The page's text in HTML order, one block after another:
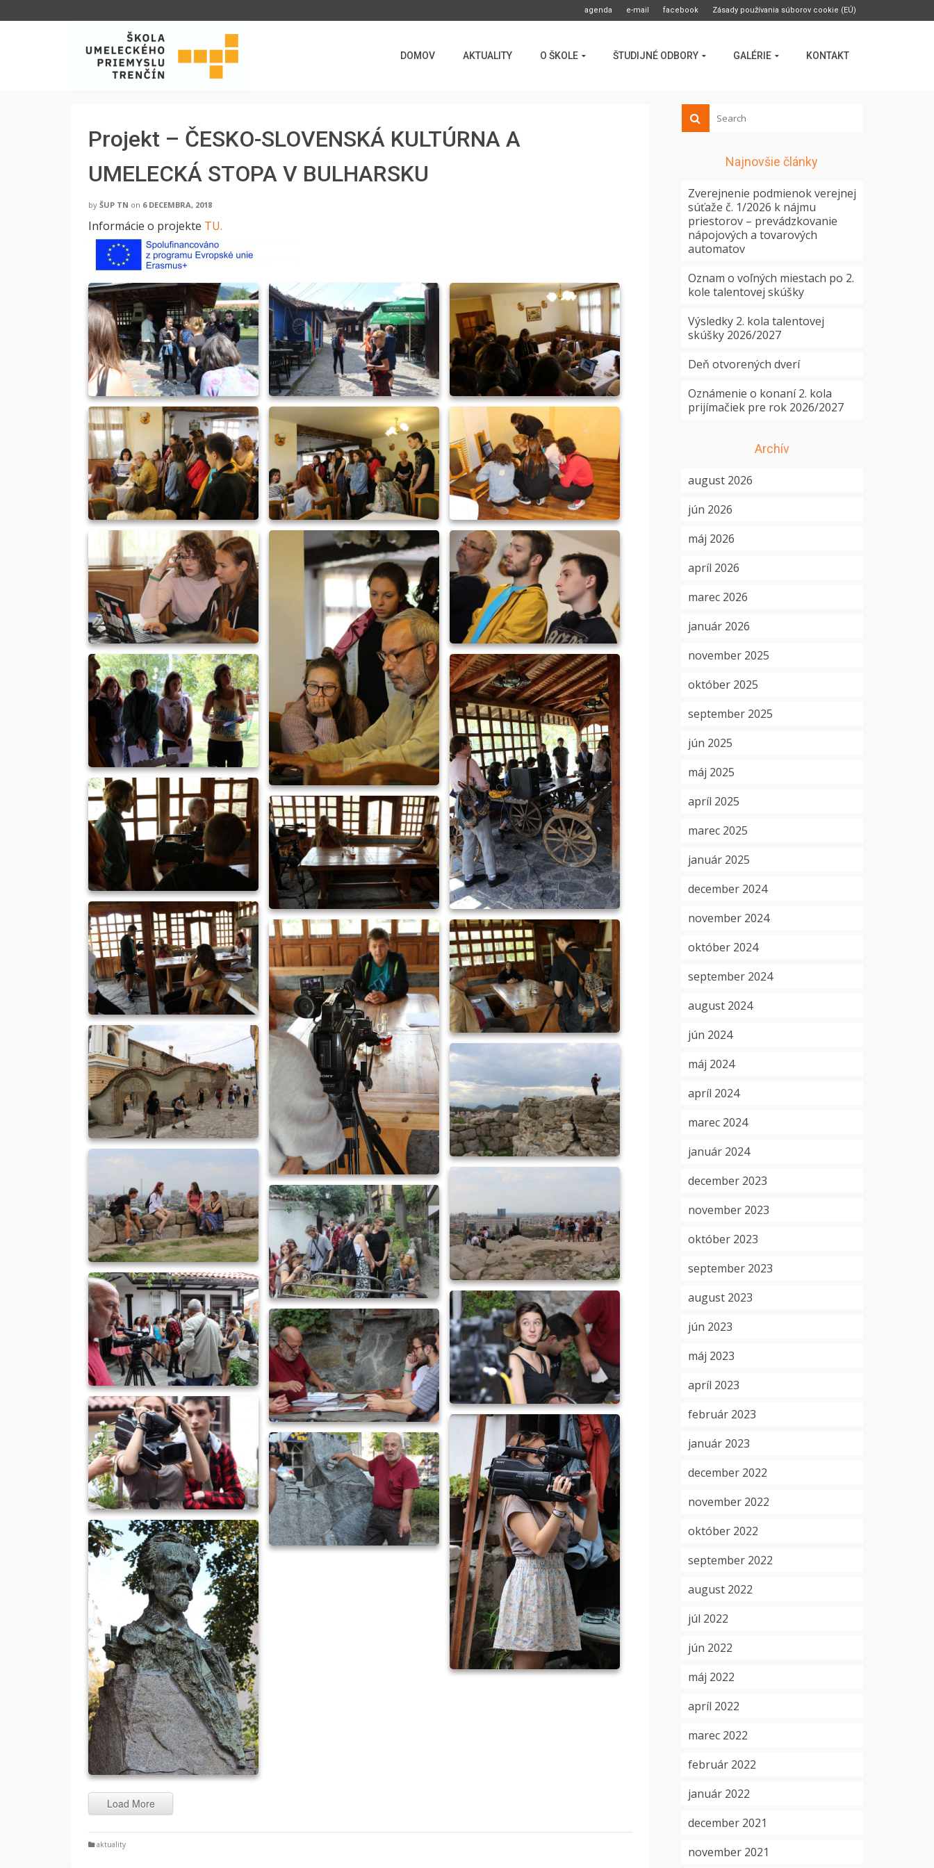
agenda e-mail facebook Zásady používania súborov cookie (EÚ)
DOMOV AKTUALITY O ŠKOLE ŠTUDIJNÉ ODBORY GALÉRIE KONTAKT
Projekt – ČESKO-SLOVENSKÁ KULTÚRNA A
UMELECKÁ STOPA V BULHARSKU
by ŠUP TN on 6 DECEMBRA, 2018
Informácie o projekte TU.
ČESKO-SLOVENSKÁ KULTÚRNA A
UMELECKÁ STOPA V BULHARSKU
ČESKO-SLOVENSKÁ KULTÚRNA A
UMELECKÁ STOPA V BULHARSKU
ČESKO-SLOVENSKÁ KULTÚRNA A
UMELECKÁ STOPA V BULHARSKU
ČESKO-SLOVENSKÁ KULTÚRNA A
UMELECKÁ STOPA V BULHARSKU
ČESKO-SLOVENSKÁ KULTÚRNA A
UMELECKÁ STOPA V BULHARSKU
Load More
aktuality
Najnovšie články
Zverejnenie podmienok verejnej
súťaže č. 1/2026 k nájmu
priestorov – prevádzkovanie
nápojových a tovarových
automatov
Oznam o voľných miestach po 2.
kole talentovej skúšky
Výsledky 2. kola talentovej
skúšky 2026/2027
Deň otvorených dverí
Oznámenie o konaní 2. kola
prijímačiek pre rok 2026/2027
Archív
august 2026
jún 2026
máj 2026
apríl 2026
marec 2026
január 2026
november 2025
október 2025
september 2025
jún 2025
máj 2025
apríl 2025
marec 2025
január 2025
december 2024
november 2024
október 2024
september 2024
august 2024
jún 2024
máj 2024
apríl 2024
marec 2024
január 2024
december 2023
november 2023
október 2023
september 2023
august 2023
jún 2023
máj 2023
apríl 2023
február 2023
január 2023
december 2022
november 2022
október 2022
september 2022
august 2022
júl 2022
jún 2022
máj 2022
apríl 2022
marec 2022
február 2022
január 2022
december 2021
november 2021